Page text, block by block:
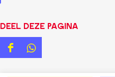
Deel deze pagina
D
D